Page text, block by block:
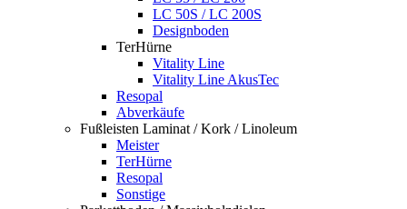
LC 50S / LC 200S
Designboden
TerHürne
Vitality Line
Vitality Line AkusTec
Resopal
Abverkäufe
Fußleisten Laminat / Kork / Linoleum
Meister
TerHürne
Resopal
Sonstige